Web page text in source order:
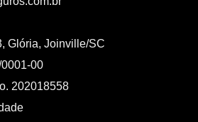
Glória, Joinville/SC
00
202018558